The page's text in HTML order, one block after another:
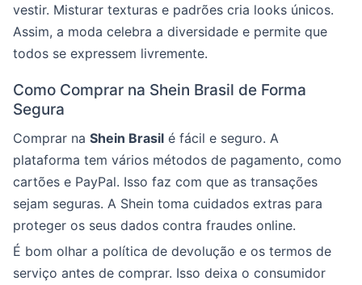
vestir. Misturar texturas e padrões cria looks únicos.
Assim, a moda celebra a diversidade e permite que
todos se expressem livremente.
Como Comprar na Shein Brasil de Forma
Segura
Comprar na Shein Brasil é fácil e seguro. A
plataforma tem vários métodos de pagamento, como
cartões e PayPal. Isso faz com que as transações
sejam seguras. A Shein toma cuidados extras para
proteger os seus dados contra fraudes online.
É bom olhar a política de devolução e os termos de
serviço antes de comprar. Isso deixa o consumidor